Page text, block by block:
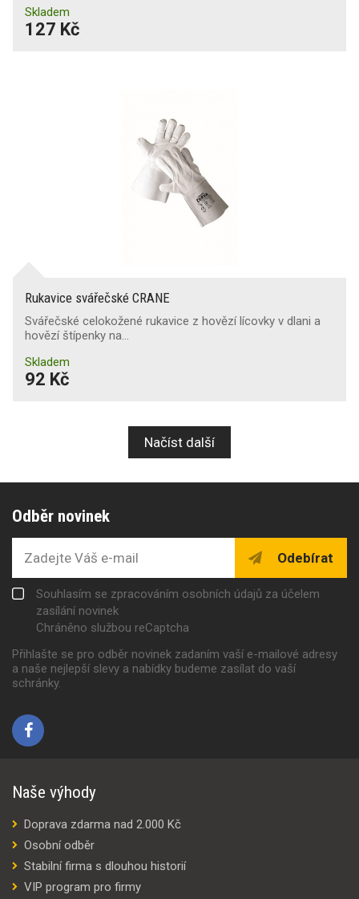
Skladem
127 Kč
Rukavice svářečské CRANE
Svářečské celokožené rukavice z hovězí lícovky v dlani a
hovězí štípenky na…
Skladem
92 Kč
Načíst další
Odběr novinek
Odebírat
Souhlasím se zpracováním osobních údajů za účelem
zasílání novinek
Chráněno službou reCaptcha
Přihlašte se pro odběr novinek zadaním vaší e-mailové adresy
a naše nejlepší slevy a nabídky budeme zasílat do vaší
schránky.
Naše výhody
Doprava zdarma nad 2.000 Kč
Osobní odběr
Stabilní firma s dlouhou historií
VIP program pro firmy